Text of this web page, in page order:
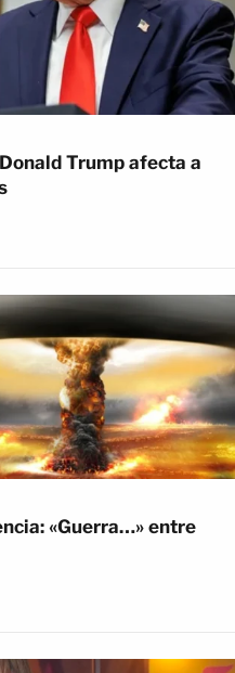
Trump afecta a
«Guerra…» entre